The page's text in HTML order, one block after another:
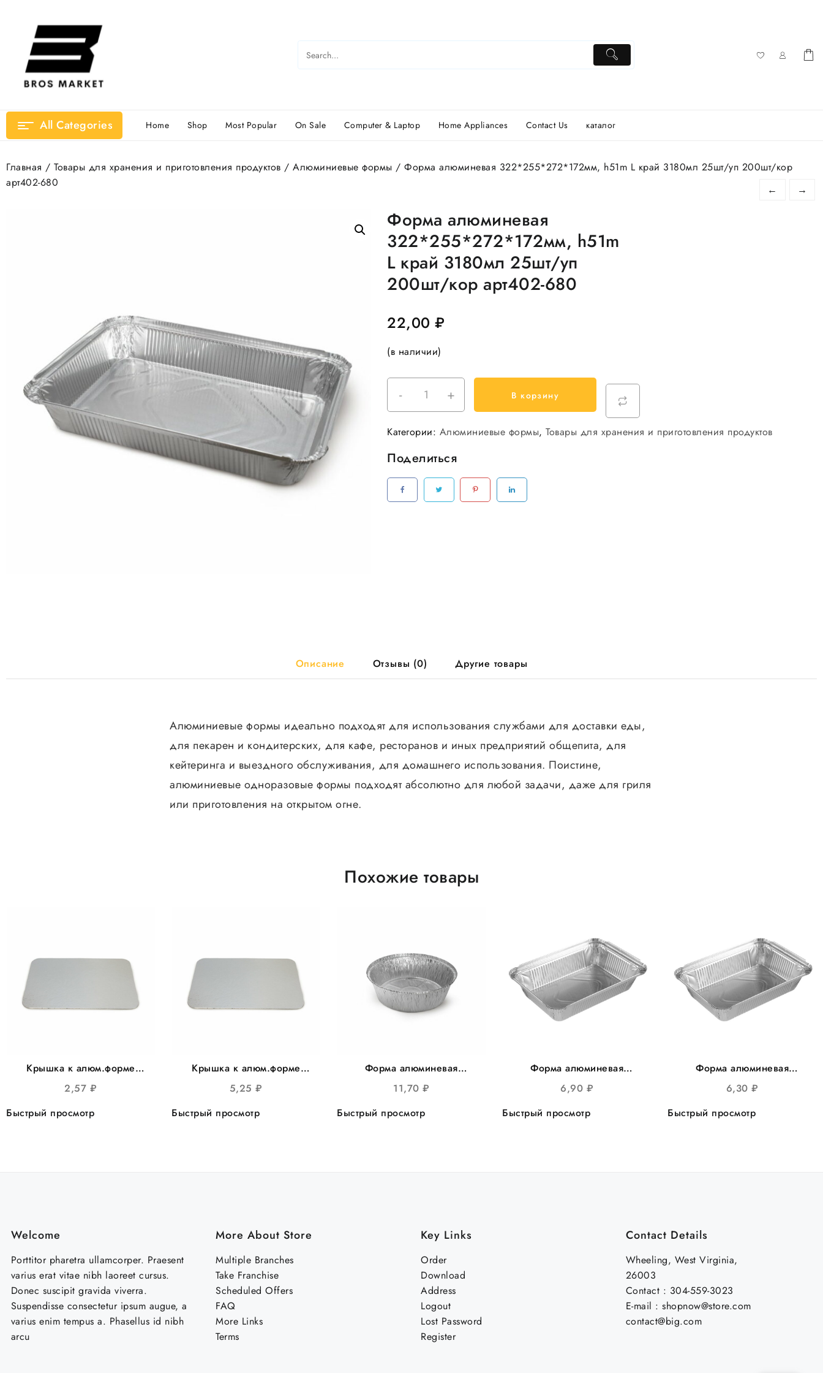
содержимому
All Categories Home Shop Most Popular On Sale Computer & Laptop Home Appliances Contact Us каталог
Главная / Товары для хранения и приготовления продуктов / Алюминиевые формы / Форма алюминевая 322*255*272*172мм, h51m L край 3180мл 25шт/уп 200шт/кор
арт402-680
← →
Форма алюминевая
322*255*272*172мм, h51m
L край 3180мл 25шт/уп
200шт/кор арт402-680
22,00₽
(в наличии)
-
Количество
товара
Форма
алюминевая
322*255*272*172мм,
край
+ В корзину
Категории: Алюминиевые формы,Товары для хранения и приготовления продуктов
Поделиться
Описание Отзывы (0) Другие товары
Алюминиевые формы идеально подходят для использования службами для доставки еды,
для пекарен и кондитерских, для кафе, ресторанов и иных предприятий общепита, для
кейтеринга и выездного обслуживания, для домашнего использования. Поистине,
алюминиевые одноразовые формы подходят абсолютно для любой задачи, даже для гриля
или приготовления на открытом огне.
Похожие товары
Крышка к алюм.форме
218*156*38мм, 213*150мм
100шт/уп 600шт/кор
2,57 ₽
Быстрый просмотр
Крышка к алюм.форме
313*213*272*172мм,
308*208мм 100шт/уп
300шт/кор
5,25₽
Быстрый просмотр
Форма алюминевая
205*167мм, круглая
1405мл 20шт/уп 400шт/
кор
11,70₽
Быстрый просмотр
Форма алюминевая
225*190 дно 210*145
h50мм1700мл 100шт/уп
600шт/кор
6,90 ₽
Быстрый просмотр
Форма алюминевая
225*180 дно 193*145мм
высота 24мм 1000мл
100шт/уп 600шт/кор
6,30₽
Быстрый просмотр
Welcome
Porttitor pharetra ullamcorper. Praesent
varius erat vitae nibh laoreet cursus.
Donec suscipit gravida viverra.
Suspendisse consectetur ipsum augue, a
varius enim tempus a. Phasellus id nibh
arcu
More About Store
Multiple Branches
Take Franchise
Scheduled Offers
FAQ
More Links
Terms
Key Links
Order
Download
Address
Logout
Lost Password
Register
Contact Details
Wheeling, West Virginia,
26003
Contact : 304-559-3023
E-mail : shopnow@store.com
contact@big.com